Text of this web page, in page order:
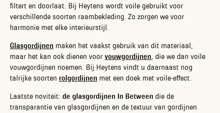
filtert en doorlaat. Bij Heytens wordt voile gebruikt voor
verschillende soorten raambekleding. Zo zorgen we voor
harmonie met elke interieurstijl.
Glasgordijnen maken het vaakst gebruik van dit materiaal,
maar het kan ook dienen voor vouwgordijnen, die we dan voile
vouwgordijnen noemen. Bij Heytens vindt u daarnaast nog
talrijke soorten rolgordijnen met een doek met voile-effect.
Laatste noviteit: de glasgordijnen In Between die de
transparantie van glasgordijnen en de textuur van gordijnen